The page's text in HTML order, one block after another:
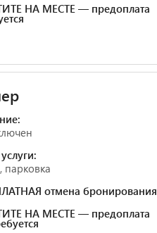
НА МЕСТЕ — предоплата
парковка
отмена бронирования
НА МЕСТЕ — предоплата